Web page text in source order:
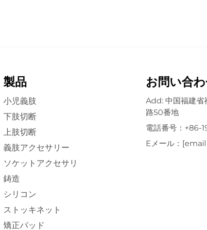
製品
小児義肢
下肢切断
上肢切断
義肢アクセサリー
ソケットアクセサリ
鋳造
シリコン
ストッキネット
矯正パッド
お問い合
Add: 中国福建省
路50番地
電話番号： +86-
Eメール：